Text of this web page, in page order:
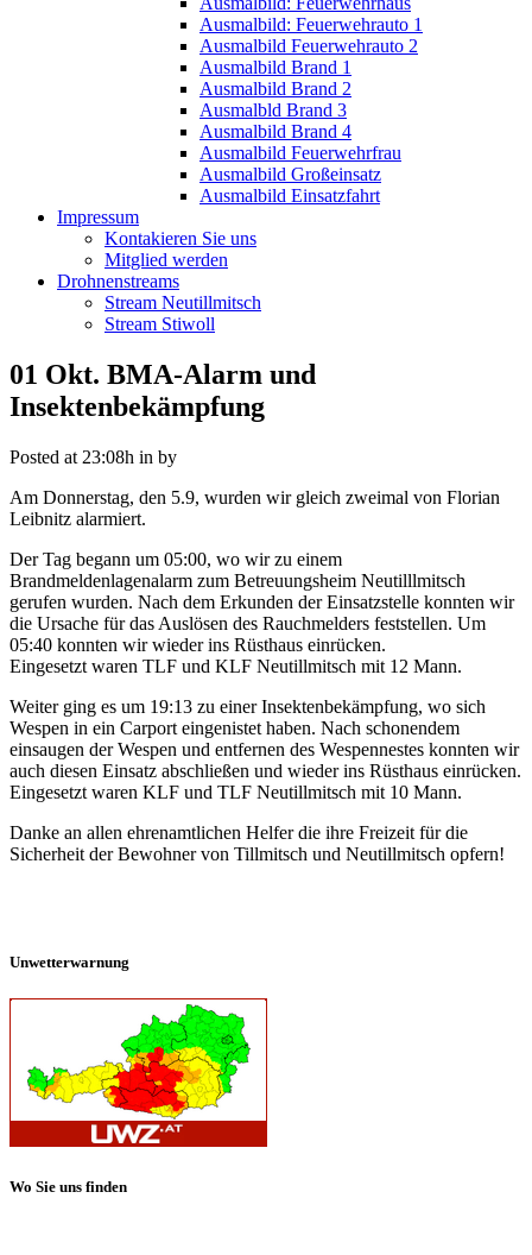
Ausmalbild: Feuerwehrauto 1
Ausmalbild Feuerwehrauto 2
Ausmalbild Brand 1
Ausmalbild Brand 2
Ausmalbld Brand 3
Ausmalbild Brand 4
Ausmalbild Feuerwehrfrau
Ausmalbild Großeinsatz
Ausmalbild Einsatzfahrt
Impressum
Kontakieren Sie uns
Mitglied werden
Drohnenstreams
Stream Neutillmitsch
Stream Stiwoll
01 Okt. BMA-Alarm und
Insektenbekämpfung
Posted at 23:08h in by
Am Donnerstag, den 5.9, wurden wir gleich zweimal von Florian
Leibnitz alarmiert.
Der Tag begann um 05:00, wo wir zu einem
Brandmeldenlagenalarm zum Betreuungsheim Neutilllmitsch
gerufen wurden. Nach dem Erkunden der Einsatzstelle konnten wir
die Ursache für das Auslösen des Rauchmelders feststellen. Um
05:40 konnten wir wieder ins Rüsthaus einrücken.
Eingesetzt waren TLF und KLF Neutillmitsch mit 12 Mann.
Weiter ging es um 19:13 zu einer Insektenbekämpfung, wo sich
Wespen in ein Carport eingenistet haben. Nach schonendem
einsaugen der Wespen und entfernen des Wespennestes konnten wir
auch diesen Einsatz abschließen und wieder ins Rüsthaus einrücken.
Eingesetzt waren KLF und TLF Neutillmitsch mit 10 Mann.
Danke an allen ehrenamtlichen Helfer die ihre Freizeit für die
Sicherheit der Bewohner von Tillmitsch und Neutillmitsch opfern!
Unwetterwarnung
Wo Sie uns finden